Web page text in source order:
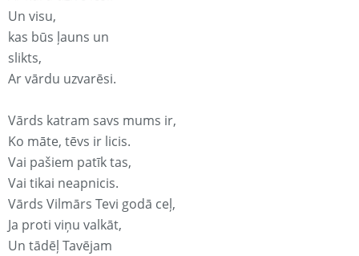
Un visu,
kas būs ļauns un
slikts,
Ar vārdu uzvarēsi.
Vārds katram savs mums ir,
Ko māte, tēvs ir licis.
Vai pašiem patīk tas,
Vai tikai neapnicis.
Vārds Vilmārs Tevi godā ceļ,
Ja proti viņu valkāt,
Un tādēļ Tavējam